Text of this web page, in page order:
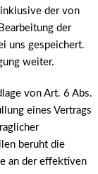
der von
der
uns gespeichert.
weiter.
von Art. 6 Abs.
eines Vertrags
beruht die
an der effektiven